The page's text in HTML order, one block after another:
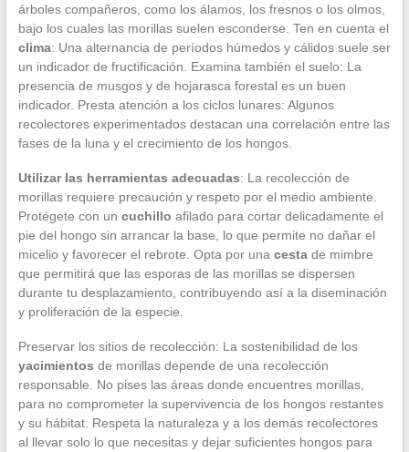
árboles compañeros, como los álamos, los fresnos o los olmos,
bajo los cuales las morillas suelen esconderse. Ten en cuenta el
clima: Una alternancia de períodos húmedos y cálidos suele ser
un indicador de fructificación. Examina también el suelo: La
presencia de musgos y de hojarasca forestal es un buen
indicador. Presta atención a los ciclos lunares: Algunos
recolectores experimentados destacan una correlación entre las
fases de la luna y el crecimiento de los hongos.
Utilizar las herramientas adecuadas: La recolección de
morillas requiere precaución y respeto por el medio ambiente.
Protégete con un cuchillo afilado para cortar delicadamente el
pie del hongo sin arrancar la base, lo que permite no dañar el
micelio y favorecer el rebrote. Opta por una cestade mimbre
que permitirá que las esporas de las morillas se dispersen
durante tu desplazamiento, contribuyendo así a la diseminación
y proliferación de la especie.
Preservar los sitios de recolección: La sostenibilidad de los
yacimientos de morillas depende de una recolección
responsable. No pises las áreas donde encuentres morillas,
para no comprometer la supervivencia de los hongos restantes
y su hábitat. Respeta la naturaleza y a los demás recolectores
al llevar solo lo que necesitas y dejar suficientes hongos para